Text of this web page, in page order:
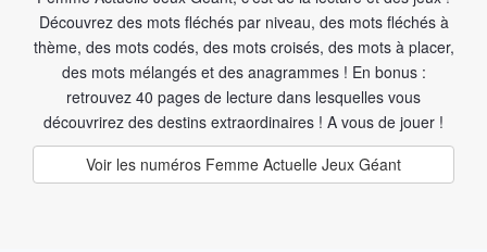
Découvrez des mots fléchés par niveau, des mots fléchés à
thème, des mots codés, des mots croisés, des mots à placer,
des mots mélangés et des anagrammes ! En bonus :
retrouvez 40 pages de lecture dans lesquelles vous
découvrirez des destins extraordinaires ! A vous de jouer !
Voir les numéros Femme Actuelle Jeux Géant